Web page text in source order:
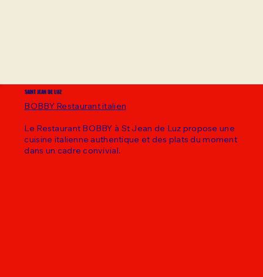
SAINT JEAN DE LUZ
BOBBY Restaurant italien
Le Restaurant BOBBY à St Jean de Luz propose une
cuisine italienne authentique et des plats du moment
dans un cadre convivial.